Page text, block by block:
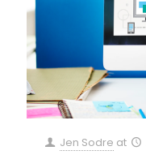
Jen Sodre at